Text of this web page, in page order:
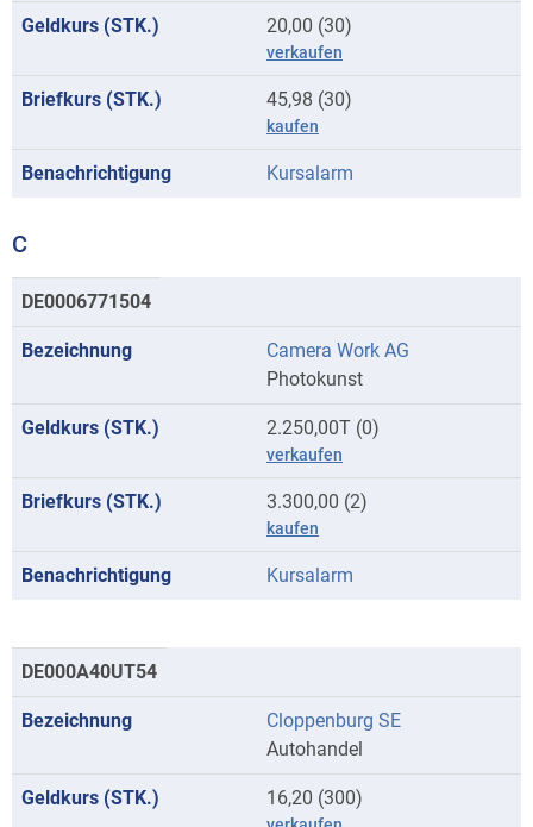
20,00 (30)
verkaufen
45,98 (30)
kaufen
Kursalarm
C
Kurse
mit
Anfangsbuchstaben
DE0006771504
Camera Work AG
Photokunst
2.250,00T (0)
verkaufen
3.300,00 (2)
kaufen
Kursalarm
DE000A40UT54
Cloppenburg SE
Autohandel
16,20 (300)